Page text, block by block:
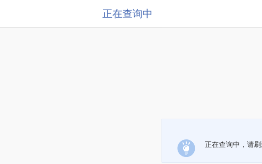
正在查询中
正在查询中，请